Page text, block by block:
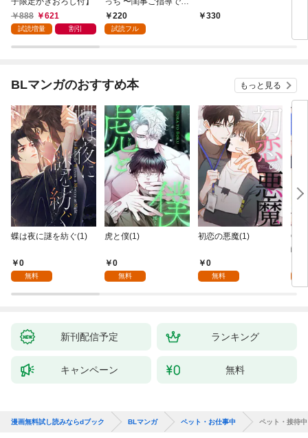
888
621
試読増量 割引
かねます！〜（1）
220
試読フル
330
BLマンガのおすすめ本 もっと見る
蝶は夜に謎を紡ぐ(1)
0
無料
虎と僕(1)
0
無料
初恋の悪魔(1)
0
無料
齢
新刊配信予定 ランキング
キャンペーン 無料
漫画無料試し読みならdブック BLマンガ ペット・お仕事中 ペット・接待